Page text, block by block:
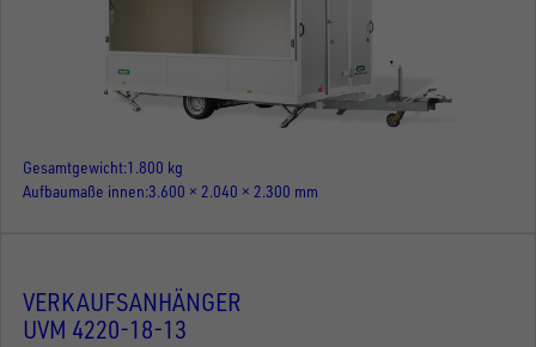
Gesamtgewicht 1.800 kg
Aufbaumaße innen 3.600 × 2.040 × 2.300 mm
VERKAUFSANHÄNGER
UVM 4220-18-13